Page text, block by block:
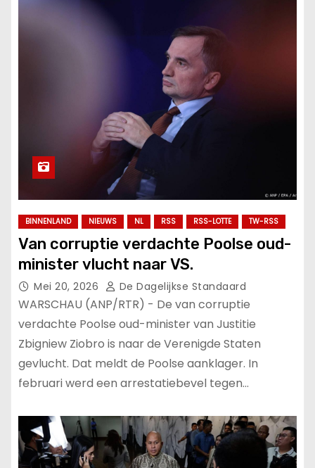
BINNENLAND NIEUWS NL RSS RSS-LOTTE TW-RSS
Van corruptie verdachte Poolse oud-
minister vlucht naar VS.
Mei 20, 2026 De Dagelijkse Standaard
WARSCHAU (ANP/RTR) - De van corruptie
verdachte Poolse oud-minister van Justitie
Zbigniew Ziobro is naar de Verenigde Staten
gevlucht. Dat meldt de Poolse aanklager. In
februari werd een arrestatiebevel tegen…